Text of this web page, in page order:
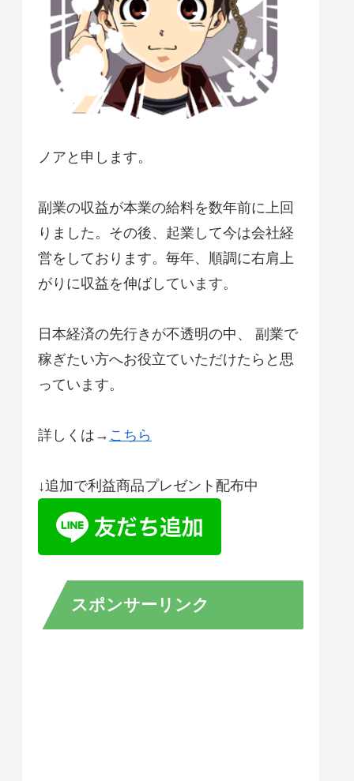
ノアと申します。
副業の収益が本業の給料を数年前に上回
りました。その後、起業して今は会社経
営をしております。毎年、順調に右肩上
がりに収益を伸ばしています。
日本経済の先行きが不透明の中、 副業で
稼ぎたい方へお役立ていただけたらと思
っています。
詳しくは→ こちら
↓追加で利益商品プレゼント配布中
スポンサーリンク